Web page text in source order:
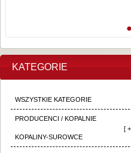
KATEGORIE
WSZYSTKIE KATEGORIE
PRODUCENCI / KOPALNIE
KOPALINY-SUROWCE
[